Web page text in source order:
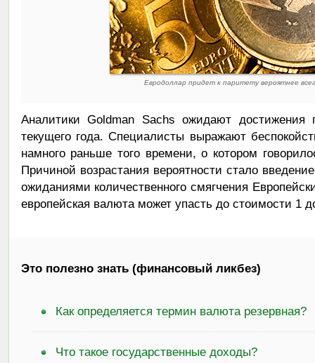
Евродоллар придет к паритету вероятнее
Аналитики Goldman Sachs ожидают
текущего года. Специалисты выражают
намного раньше того времени, о котором
Причиной возрастания вероятности стало
ожиданиями количественного смягчения
европейская валюта может упасть до стоимости 1
Это полезно знать (финансовый ликбез)
Как определяется термин валюта резервная?
Что такое государственные доходы?